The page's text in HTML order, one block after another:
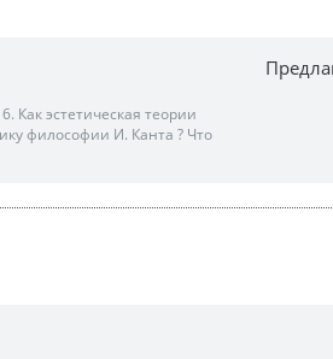
Как эстетическая теории
философии И. Канта ? Что